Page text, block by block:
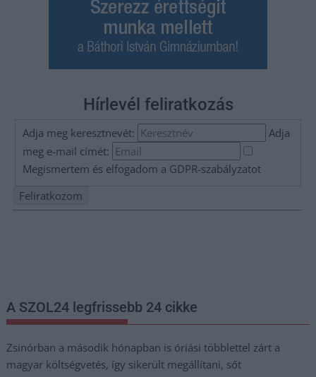
Hírlevél feliratkozás
Adja meg keresztnevét:
Adja
meg e-mail címét:
Megismertem és elfogadom a GDPR-szabályzatot
A SZOL24 legfrissebb 24 cikke
Zsinórban a második hónapban is óriási többlettel zárt a
magyar költségvetés, így sikerült megállítani, sőt